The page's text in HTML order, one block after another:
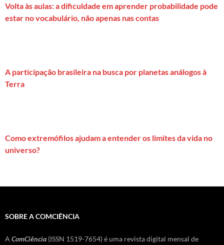
Volta às aulas: a dificuldade em aprender probabilidade pode
estar no vocabulário, não apenas nas contas
A participação brasileira na busca por planetas análogos à
Terra
Como extremófilos ajudam a entender os limites da vida no
universo?
SOBRE A COMCIÊNCIA
A ComCiência (ISSN 1519-7654) é uma revista digital mensal de